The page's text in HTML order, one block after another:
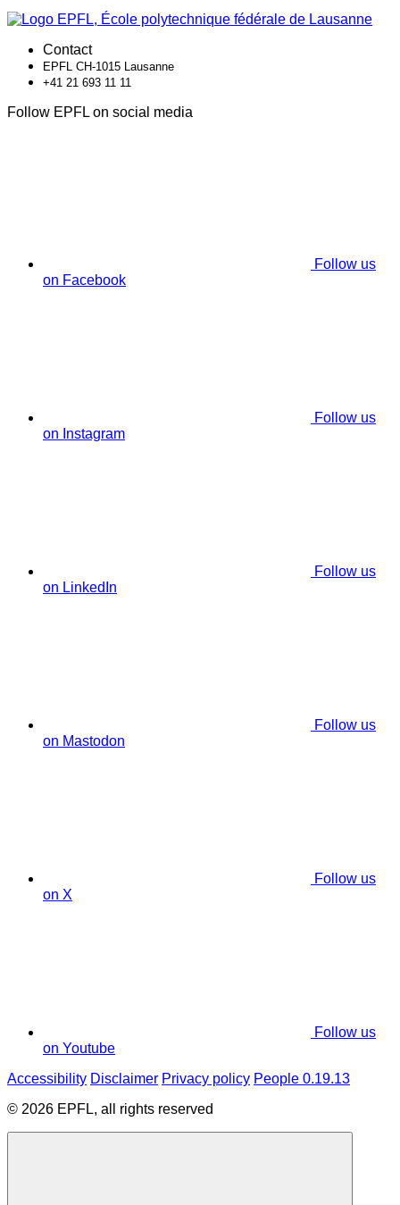
Contact
EPFL CH-1015 Lausanne
+41 21 693 11 11
Follow EPFL on social media
Follow us
on Facebook
Follow us
on Instagram
Follow us
on LinkedIn
Follow us
on Mastodon
Follow us
on X
Follow us
on Youtube
Accessibility Disclaimer Privacy policy People 0.19.13
© 2026 EPFL, all rights reserved